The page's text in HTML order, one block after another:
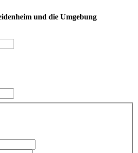
und die Umgebung